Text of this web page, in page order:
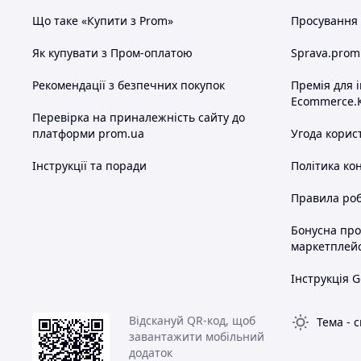
Що таке «Купити з Prom»
Як купувати з Пром-оплатою
Рекомендації з безпечних покупок
Перевірка на приналежність сайту до
платформи prom.ua
Інструкції та поради
Просування
Премія для
Угода
Політика
Правила
Бонусна
Інструкція
Відскануй QR-код, щоб
завантажити мобільний
додаток
Тема -